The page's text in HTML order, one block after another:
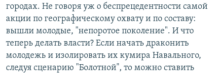
городах. Не говоря уж о беспрецедентности самой
акции по географическому охвату и по составу:
вышли молодые, "непоротое поколение". И что
теперь делать власти? Если начать драконить
молодежь и изолировать их кумира Навального,
следуя сценарию "Болотной", то можно ставить